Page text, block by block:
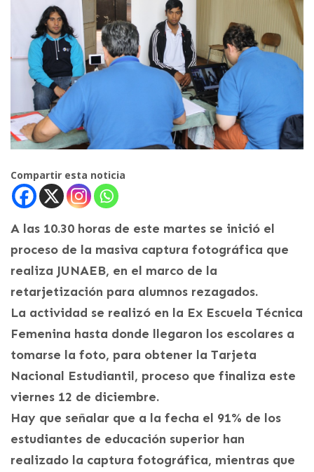
Compartir esta noticia
A las 10.30 horas de este martes se inició el
proceso de la masiva captura fotográfica que
realiza JUNAEB, en el marco de la
retarjetización para alumnos rezagados.
La actividad se realizó en la Ex Escuela Técnica
Femenina hasta donde llegaron los escolares a
tomarse la foto, para obtener la Tarjeta
Nacional Estudiantil, proceso que finaliza este
viernes 12 de diciembre.
Hay que señalar que a la fecha el 91% de los
estudiantes de educación superior han
realizado la captura fotográfica, mientras que